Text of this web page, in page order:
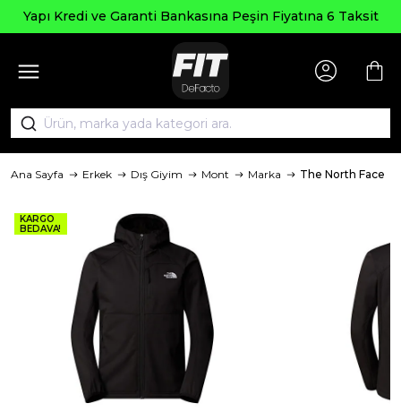
Yapı Kredi ve Garanti Bankasına Peşin Fiyatına 6 Taksit
Ana Sayfa Erkek Dış Giyim Mont Marka The North Face
KARGO
BEDAVA!